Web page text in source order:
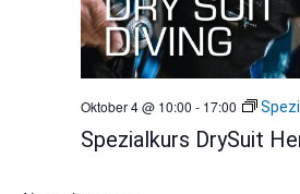
Spezialkurs DrySuit
Oktober 4 @ 10:00 - 17:00